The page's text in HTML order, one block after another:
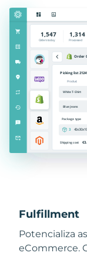
Fulfillment
Potencializa
eCommerce.